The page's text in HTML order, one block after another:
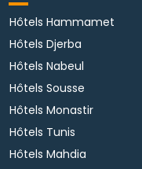
Hôtels Hammamet
Hôtels Djerba
Hôtels Nabeul
Hôtels Sousse
Hôtels Monastir
Hôtels Tunis
Hôtels Mahdia